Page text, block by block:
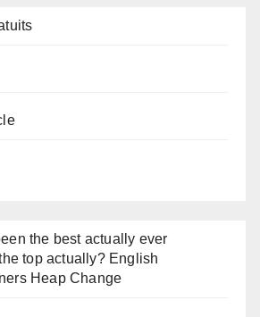
the best actually ever
top actually? English
Heap Change